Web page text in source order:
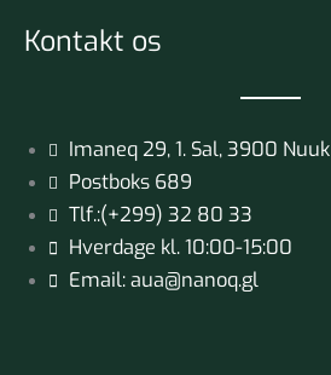
Kontakt os
Imaneq 29, 1. Sal, 3900 Nuuk
Postboks 689
Tlf.:(+299) 32 80 33
Hverdage kl. 10:00-15:00
Email: aua@nanoq.gl